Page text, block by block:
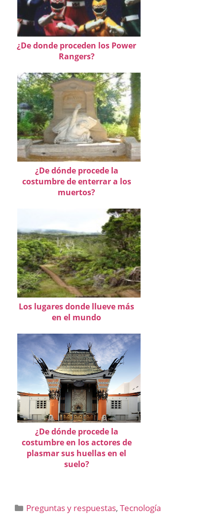
¿De donde proceden los Power
Rangers?
¿De dónde procede la
costumbre de enterrar a los
muertos?
Los lugares donde llueve más
en el mundo
¿De dónde procede la
costumbre en los actores de
plasmar sus huellas en el
suelo?
Categorías
Preguntas y respuestas,Tecnología